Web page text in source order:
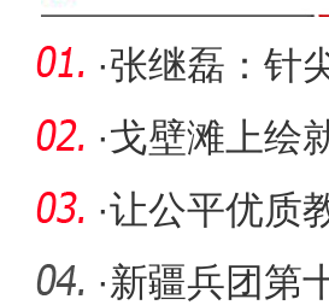
·张继磊：针
·戈壁滩上绘
·让公平优质
·新疆兵团第